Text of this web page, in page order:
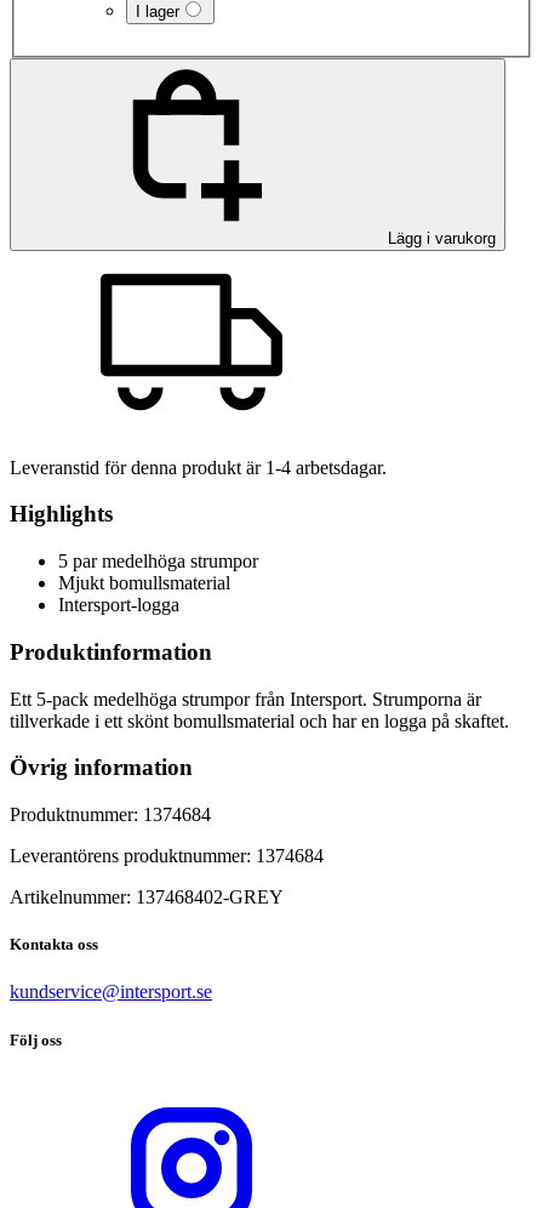
I lager
Lägg i varukorg
Leveranstid för denna produkt är 1-4 arbetsdagar.
Highlights
5 par medelhöga strumpor
Mjukt bomullsmaterial
Intersport-logga
Produktinformation
Ett 5-pack medelhöga strumpor från Intersport. Strumporna är
tillverkade i ett skönt bomullsmaterial och har en logga på skaftet.
Övrig information
Produktnummer: 1374684
Leverantörens produktnummer: 1374684
Artikelnummer: 137468402-GREY
Kontakta oss
kundservice@intersport.se
Följ oss